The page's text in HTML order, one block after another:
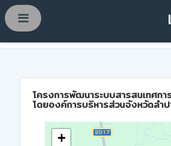
โครงการพัฒนาระบบสารสนเทศก
โดยองค์การบริหารส่วนจังหวัดลำ
+